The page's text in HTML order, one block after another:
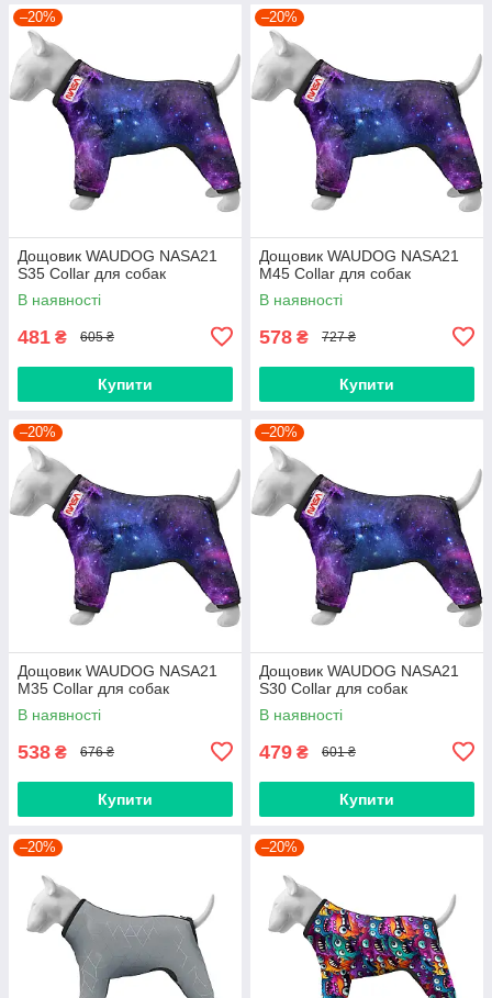
–20%
Дощовик WAUDOG NASA21
S35 Collar для собак
В наявності
481 ₴ 605 ₴
Купити
–20%
Дощовик WAUDOG NASA21
M45 Collar для собак
В наявності
578 ₴ 727 ₴
Купити
–20%
Дощовик WAUDOG NASA21
M35 Collar для собак
В наявності
538 ₴ 676 ₴
Купити
–20%
Дощовик WAUDOG NASA21
S30 Collar для собак
В наявності
479 ₴ 601 ₴
Купити
–20% –20%